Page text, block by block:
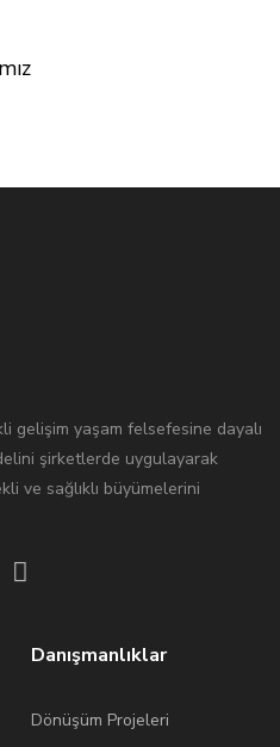
gelişim yaşam felsefesine dayalı
şirketlerde uygulayarak
ve sağlıklı büyümelerini
Danışmanlıklar
Dönüşüm Projeleri